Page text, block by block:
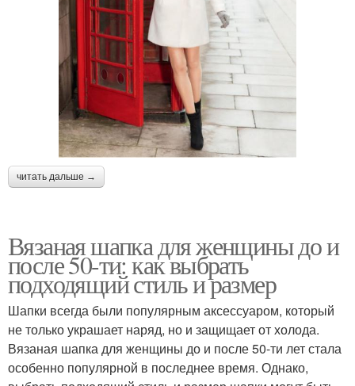
читать дальше →
Вязаная шапка для женщины до и
после 50-ти: как выбрать
подходящий стиль и размер
Шапки всегда были популярным аксессуаром, который
не только украшает наряд, но и защищает от холода.
Вязаная шапка для женщины до и после 50-ти лет стала
особенно популярной в последнее время. Однако,